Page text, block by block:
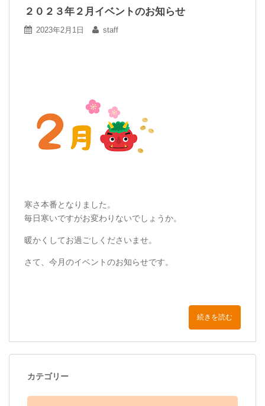
２０２３年２月イベントのお知らせ
2023年2月1日 staff
寒さ本番となりました。
毎日寒いですがお変わりないでしょうか。
暖かくしてお過ごしくださいませ。
さて、今月のイベントのお知らせです。
続きを読む
カテゴリー